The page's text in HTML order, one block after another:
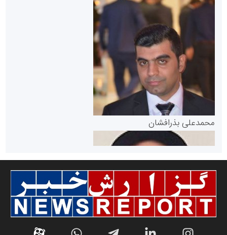
پایگاه خبری گفتمان یزد
سازمان بورس و اوراق بهادار
مرجع اخبار موثق در بازارسرمایه
سازمان صنعت،معدن و تجارت
محمدعلی بذرافشان